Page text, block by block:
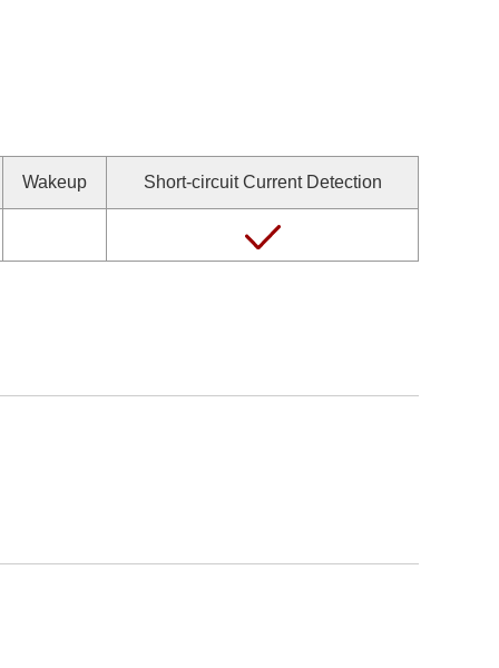
Wakeup Short-circuit Current Detection